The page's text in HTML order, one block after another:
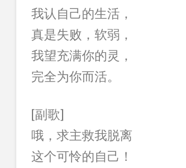
我认自己的生活，
真是失败，软弱，
我望充满你的灵，
完全为你而活。
[副歌]
哦，求主救我脱离
这个可怜的自己！